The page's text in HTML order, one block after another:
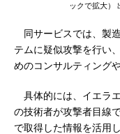
ックで拡大）
同サービスでは、製
テムに疑似攻撃を行い
めのコンサルティング
具体的には、イエラ
の技術者が攻撃者目線
で取得した情報を活用